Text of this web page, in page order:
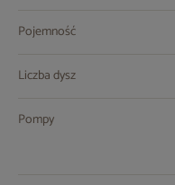
Pojemność
Liczba dysz
Pompy